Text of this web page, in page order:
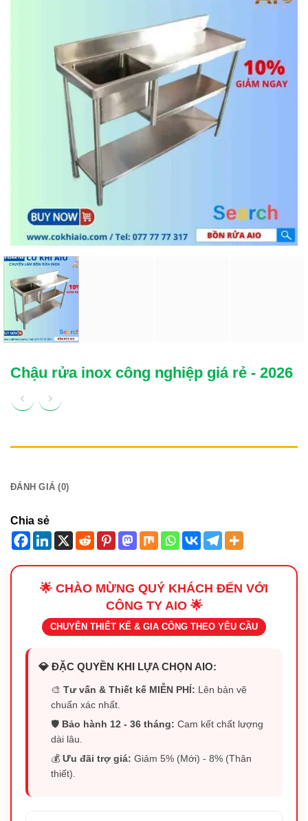
Chậu rửa inox công nghiệp giá rẻ - 2026
ĐÁNH GIÁ (0)
Chia sẻ
🌟 CHÀO MỪNG QUÝ KHÁCH ĐẾN VỚI
CÔNG TY AIO 🌟
CHUYÊN THIẾT KẾ & GIA CÔNG THEO YÊU CẦU
💎 ĐẶC QUYỀN KHI LỰA CHỌN AIO:
🎨Tư vấn & Thiết kế MIỄN PHÍ: Lên bản vẽ
chuẩn xác nhất.
🛡️ Bảo hành 12 - 36 tháng: Cam kết chất lượng
dài lâu.
💰Ưu đãi trợ giá: Giảm 5% (Mới) - 8% (Thân
thiết).